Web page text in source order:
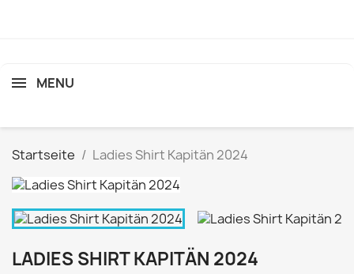
MENU
Startseite Ladies Shirt Kapitän 2024
LADIES SHIRT KAPITÄN 2024